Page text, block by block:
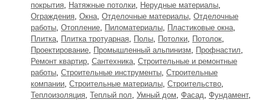
покрытия, Натяжные потолки, Нерудные материалы,
Ограждения, Окна, Отделочные материалы, Отделочные
работы, Отопление, Пиломатериалы, Пластиковые окна,
Плитка, Плитка тротуарная, Полы, Потолки, Потолок,
Проектирование, Промышленный альпинизм, Профнастил,
Ремонт квартир, Сантехника, Строительные и ремонтные
работы, Строительные инструменты, Строительные
компании, Строительные материалы, Строительство,
Теплоизоляция, Теплый пол, Умный дом, Фасад, Фундамент,